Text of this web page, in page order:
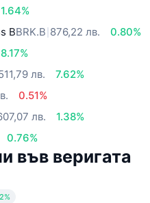
1.64%
BBRK.B 876,22 лв.
0.80%
8.17%
лв.
7.62%
0.51%
лв.
1.38%
0.76%
във веригата